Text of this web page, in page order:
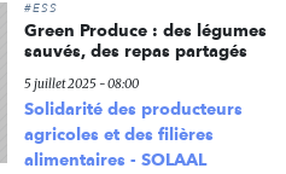
#ESS
Green Produce : des légumes
sauvés, des repas partagés
5 juillet 2025 - 08:00
Solidarité des producteurs
agricoles et des filières
alimentaires - SOLAAL